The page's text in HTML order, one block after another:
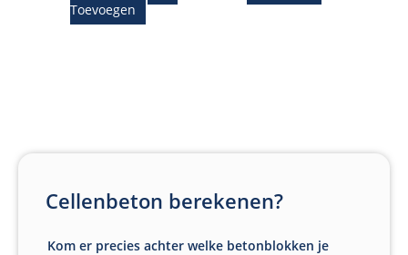
Toevoegen
Cellenbeton berekenen?
Kom er precies achter welke betonblokken je